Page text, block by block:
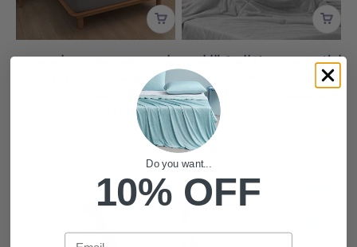
لحاف تبريد Elegear للعرق الليلي –
Arc-Chill Q-Max 0.5، بطانية صيفية
ناعمة بطبقتين
طقم شرشف مشدود – طقم سرير
أغطية وسائد، نسيج تويل، ناعم
ومتين، ألوان وأحجام متعددة
السعر بعد الخصم
السعر من
4.9
Do you want...
10% OFF
Email